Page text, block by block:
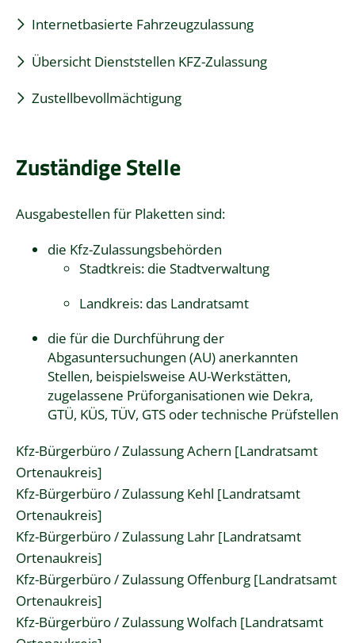
Internetbasierte Fahrzeugzulassung
Übersicht Dienststellen KFZ-Zulassung
Zustellbevollmächtigung
Zuständige Stelle
Ausgabestellen für Plaketten sind:
die Kfz-Zulassungsbehörden
Stadtkreis: die Stadtverwaltung
Landkreis: das Landratsamt
die für die Durchführung der
Abgasuntersuchungen (AU) anerkannten
Stellen, beispielsweise AU-Werkstätten,
zugelassene Prüforganisationen wie Dekra,
GTÜ, KÜS, TÜV, GTS oder technische Prüfstellen
Kfz-Bürgerbüro / Zulassung Achern [Landratsamt
Ortenaukreis]
Kfz-Bürgerbüro / Zulassung Kehl [Landratsamt
Ortenaukreis]
Kfz-Bürgerbüro / Zulassung Lahr [Landratsamt
Ortenaukreis]
Kfz-Bürgerbüro / Zulassung Offenburg [Landratsamt
Ortenaukreis]
Kfz-Bürgerbüro / Zulassung Wolfach [Landratsamt